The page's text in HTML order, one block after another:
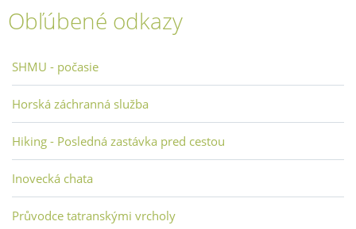
Obľúbené odkazy
SHMU - počasie
Horská záchranná služba
Hiking - Posledná zastávka pred cestou
Inovecká chata
Průvodce tatranskými vrcholy